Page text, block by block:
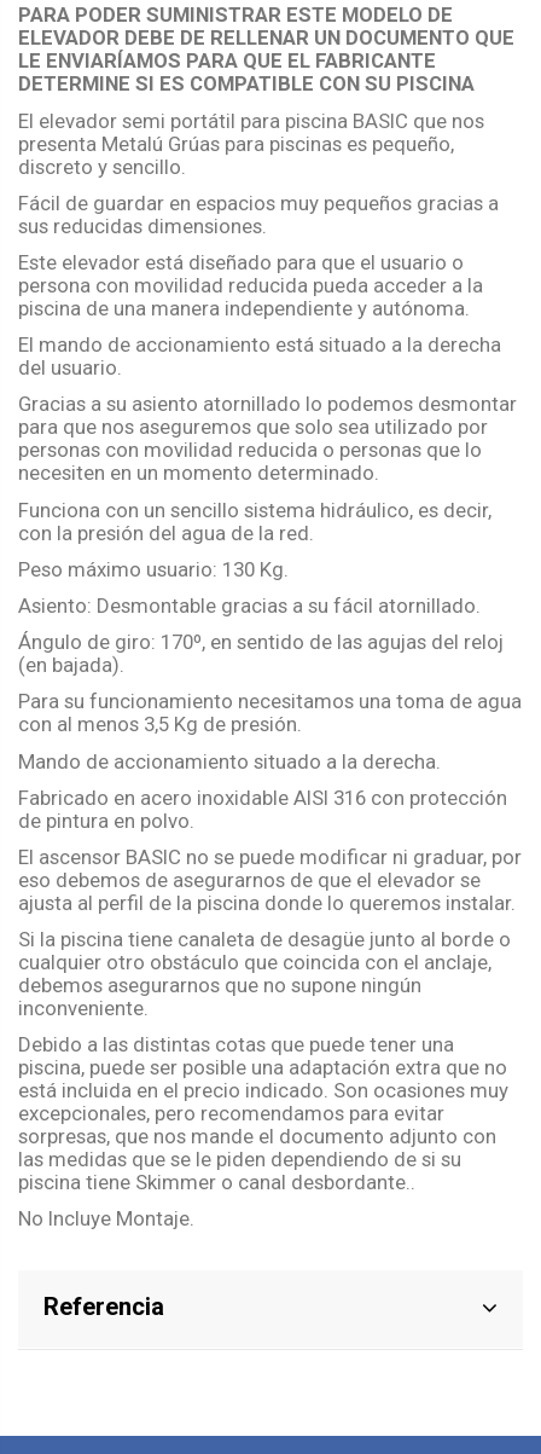
PARA PODER SUMINISTRAR ESTE MODELO DE
ELEVADOR DEBE DE RELLENAR UN DOCUMENTO QUE
LE ENVIARÍAMOS PARA QUE EL FABRICANTE
DETERMINE SI ES COMPATIBLE CON SU PISCINA
El elevador semi portátil para piscina BASIC que nos
presenta Metalú Grúas para piscinas es pequeño,
discreto y sencillo.
Fácil de guardar en espacios muy pequeños gracias a
sus reducidas dimensiones.
Este elevador está diseñado para que el usuario o
persona con movilidad reducida pueda acceder a la
piscina de una manera independiente y autónoma.
El mando de accionamiento está situado a la derecha
del usuario.
Gracias a su asiento atornillado lo podemos desmontar
para que nos aseguremos que solo sea utilizado por
personas con movilidad reducida o personas que lo
necesiten en un momento determinado.
Funciona con un sencillo sistema hidráulico, es decir,
con la presión del agua de la red.
Peso máximo usuario: 130 Kg.
Asiento: Desmontable gracias a su fácil atornillado.
Ángulo de giro: 170º, en sentido de las agujas del reloj
(en bajada).
Para su funcionamiento necesitamos una toma de agua
con al menos 3,5 Kg de presión.
Mando de accionamiento situado a la derecha.
Fabricado en acero inoxidable AISI 316 con protección
de pintura en polvo.
El ascensor BASIC no se puede modificar ni graduar, por
eso debemos de asegurarnos de que el elevador se
ajusta al perfil de la piscina donde lo queremos instalar.
Si la piscina tiene canaleta de desagüe junto al borde o
cualquier otro obstáculo que coincida con el anclaje,
debemos asegurarnos que no supone ningún
inconveniente.
Debido a las distintas cotas que puede tener una
piscina, puede ser posible una adaptación extra que no
está incluida en el precio indicado. Son ocasiones muy
excepcionales, pero recomendamos para evitar
sorpresas, que nos mande el documento adjunto con
las medidas que se le piden dependiendo de si su
piscina tiene Skimmer o canal desbordante..
No Incluye Montaje.
Referencia